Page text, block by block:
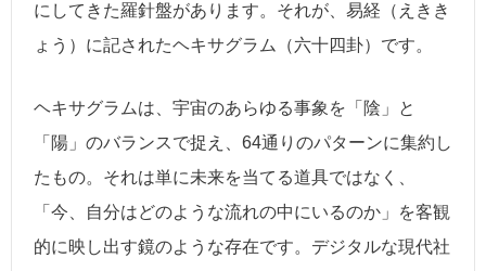
にしてきた羅針盤があります。それが、易経（えきき
ょう）に記されたヘキサグラム（六十四卦）です。
ヘキサグラムは、宇宙のあらゆる事象を「陰」と
「陽」のバランスで捉え、64通りのパターンに集約し
たもの。それは単に未来を当てる道具ではなく、
「今、自分はどのような流れの中にいるのか」を客観
的に映し出す鏡のような存在です。デジタルな現代社